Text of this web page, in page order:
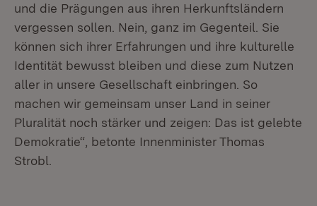
und die Prägungen aus ihren Herkunftsländern
vergessen sollen. Nein, ganz im Gegenteil. Sie
können sich ihrer Erfahrungen und ihre kulturelle
Identität bewusst bleiben und diese zum Nutzen
aller in unsere Gesellschaft einbringen. So
machen wir gemeinsam unser Land in seiner
Pluralität noch stärker und zeigen: Das ist gelebte
Demokratie“, betonte Innenminister Thomas
Strobl.